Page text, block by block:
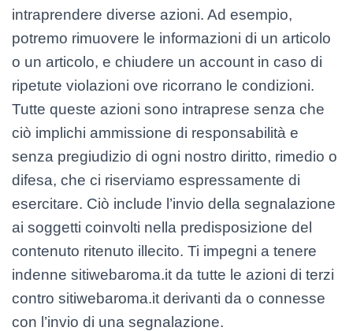
intraprendere diverse azioni. Ad esempio,
potremo rimuovere le informazioni di un articolo
o un articolo, e chiudere un account in caso di
ripetute violazioni ove ricorrano le condizioni.
Tutte queste azioni sono intraprese senza che
ciò implichi ammissione di responsabilità e
senza pregiudizio di ogni nostro diritto, rimedio o
difesa, che ci riserviamo espressamente di
esercitare. Ciò include l’invio della segnalazione
ai soggetti coinvolti nella predisposizione del
contenuto ritenuto illecito. Ti impegni a tenere
indenne sitiwebaroma.it da tutte le azioni di terzi
contro sitiwebaroma.it derivanti da o connesse
con l’invio di una segnalazione.